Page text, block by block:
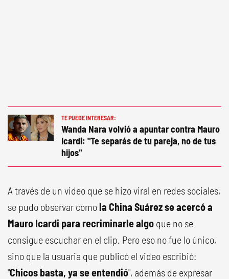
TE PUEDE INTERESAR:
Wanda Nara volvió a apuntar contra Mauro
Icardi: "Te separás de tu pareja, no de tus
hijos"
A través de un video que se hizo viral en redes sociales,
se pudo observar comola China Suárez se acercó a
Mauro Icardi para recriminarle algo que no se
consigue escuchar en el clip. Pero eso no fue lo único,
sino que la usuaria que publicó el video escribió:
"Chicos basta, ya se entendió", además de expresar